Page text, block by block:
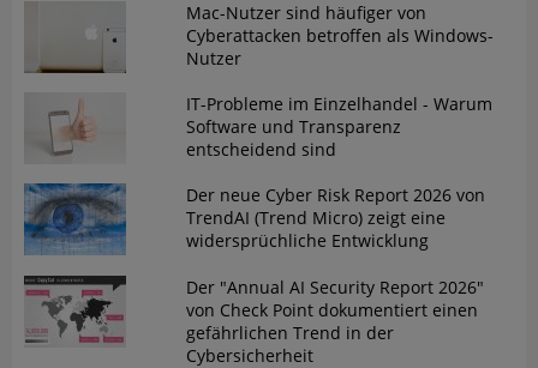
Mac-Nutzer sind häufiger von
Cyberattacken betroffen als Windows-
Nutzer
IT-Probleme im Einzelhandel - Warum
Software und Transparenz
entscheidend sind
Der neue Cyber Risk Report 2026 von
TrendAI (Trend Micro) zeigt eine
widersprüchliche Entwicklung
Der "Annual AI Security Report 2026"
von Check Point dokumentiert einen
gefährlichen Trend in der
Cybersicherheit